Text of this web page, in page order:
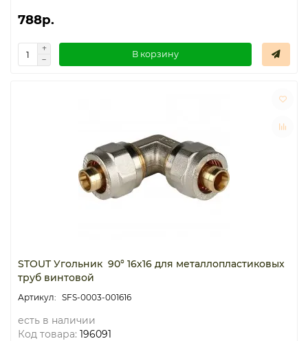
788р.
В корзину
STOUT Угольник 90° 16х16 для металлопластиковых
труб винтовой
SFS-0003-001616
есть в наличии
Код товара: 196091